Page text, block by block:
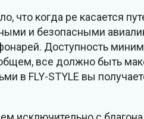
что когда ре касается
и безопасными
Доступность
все должно быть
в FLY-STYLE вы